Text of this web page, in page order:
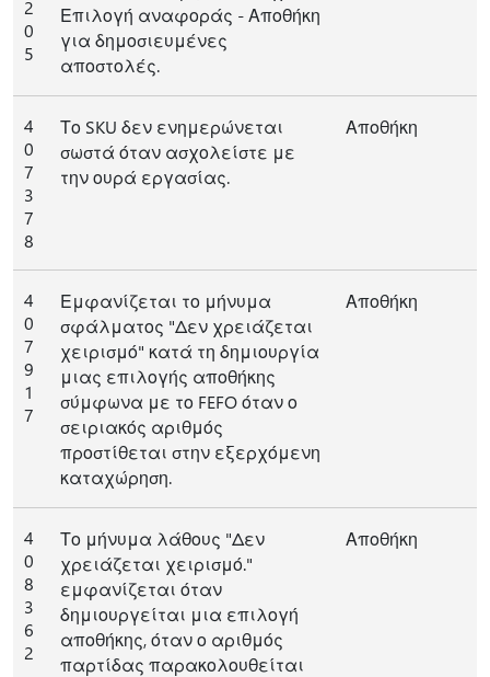
2
0
5
Επιλογή αναφοράς - Αποθήκη
για δημοσιευμένες
αποστολές.
4
0
7
3
7
8
Το SKU δεν ενημερώνεται
σωστά όταν ασχολείστε με
την ουρά εργασίας.
Αποθήκη
4
0
7
9
1
7
Εμφανίζεται το μήνυμα
σφάλματος "Δεν χρειάζεται
χειρισμό" κατά τη δημιουργία
μιας επιλογής αποθήκης
σύμφωνα με το FEFO όταν ο
σειριακός αριθμός
προστίθεται στην εξερχόμενη
καταχώρηση.
Αποθήκη
4
0
8
3
6
2
Το μήνυμα λάθους "Δεν
χρειάζεται χειρισμό."
εμφανίζεται όταν
δημιουργείται μια επιλογή
αποθήκης, όταν ο αριθμός
παρτίδας παρακολουθείται
Αποθήκη